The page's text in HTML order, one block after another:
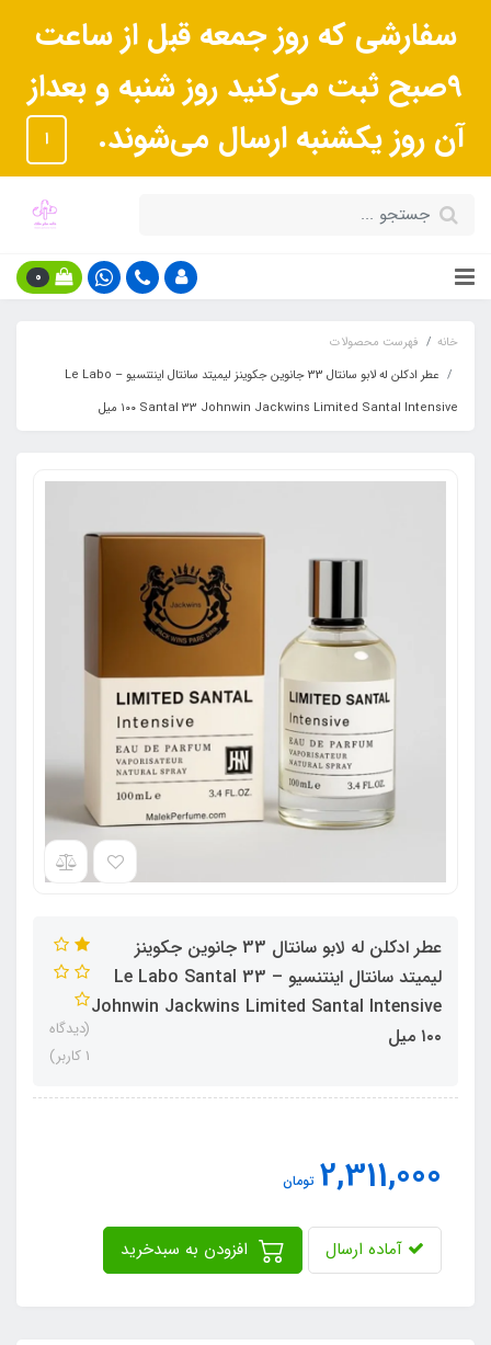
سفارشی که روز جمعه قبل از ساعت
9صبح ثبت می‌کنید روز شنبه و بعداز
آن روز یکشنبه ارسال می‌شوند.
ا
0
خانه
فهرست محصولات
عطر ادکلن له لابو سانتال 33 جانوین جکوینز لیمیتد سانتال اینتنسیو – Le Labo
Santal 33 Johnwin Jackwins Limited Santal Intensive ١٠٠ میل
عطر ادکلن له لابو سانتال 33 جانوین جکوینز
لیمیتد سانتال اینتنسیو – Le Labo Santal 33
Johnwin Jackwins Limited Santal Intensive
١٠٠ میل
(دیدگاه
1 کاربر)
2,311,000 تومان
آماده ارسال